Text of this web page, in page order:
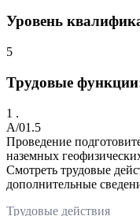
Уровень
5
Трудовые
1 .
A/01.5
Проведение
наземных
Смотреть трудовые
дополнительные
Трудовые действия